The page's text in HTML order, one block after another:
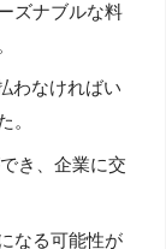
ズナブルな料
わなければい
。
き、企業に交
なる可能性が